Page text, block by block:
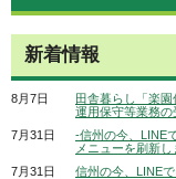
新着情報
8月7日
田舎暮らし「楽
運用保守等業務
7月31日
-信州の今、LINE
メニューを刷新
7月31日
信州の今、LINE